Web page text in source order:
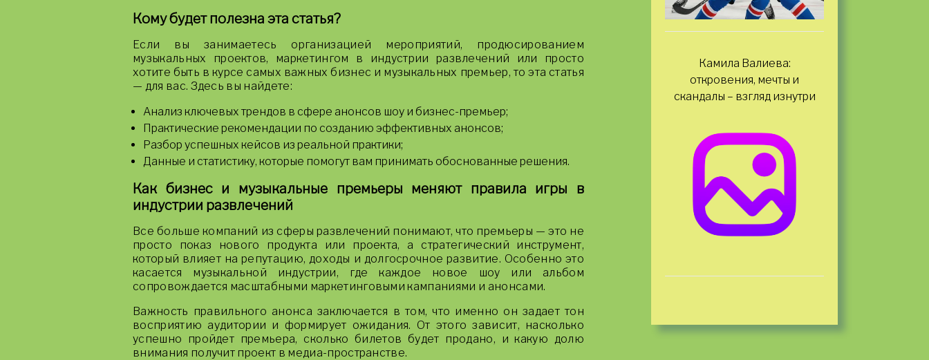
Кому будет полезна эта статья?
Если вы занимаетесь организацией мероприятий, продюсированием
музыкальных проектов, маркетингом в индустрии развлечений или просто
хотите быть в курсе самых важных бизнес и музыкальных премьер, то эта статья
— для вас. Здесь вы найдете:
Анализ ключевых трендов в сфере анонсов шоу и бизнес-премьер;
Практические рекомендации по созданию эффективных анонсов;
Разбор успешных кейсов из реальной практики;
Данные и статистику, которые помогут вам принимать обоснованные решения.
Как бизнес и музыкальные премьеры меняют правила игры в
индустрии развлечений
Все больше компаний из сферы развлечений понимают, что премьеры — это не
просто показ нового продукта или проекта, а стратегический инструмент,
который влияет на репутацию, доходы и долгосрочное развитие. Особенно это
касается музыкальной индустрии, где каждое новое шоу или альбом
сопровождается масштабными маркетинговыми кампаниями и анонсами.
Важность правильного анонса заключается в том, что именно он задает тон
восприятию аудитории и формирует ожидания. От этого зависит, насколько
успешно пройдет премьера, сколько билетов будет продано, и какую долю
внимания получит проект в медиа-пространстве.
Камила Валиева:
откровения, мечты и
скандалы – взгляд изнутри